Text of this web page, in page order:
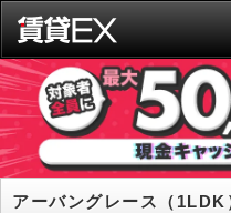
アーバングレース（